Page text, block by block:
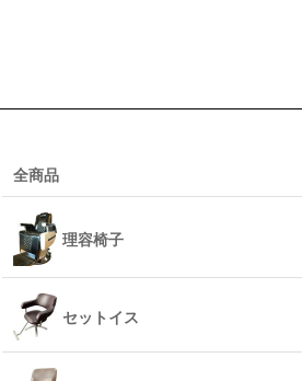
全商品
理容椅子
セットイス